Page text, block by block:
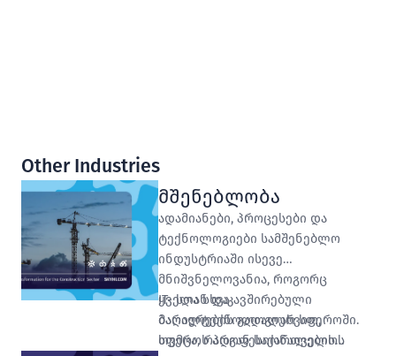
Other Industries
მშენებლობა
ადამიანები, პროცესები და
ტექნოლოგიები სამშენებლო
ინდუსტრიაში ისევე
მნიშვნელოვანია, როგორც
ყველა სხვა
მაღალტექნოლოგიურ სფეროში.
თუმცა, რადგან საქართველოს
IT- სთან დაკავშირებული
ბარიერების გადალახვით,
სფეროს პროფესიონალების